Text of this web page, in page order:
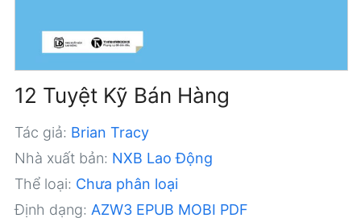
12 Tuyệt Kỹ Bán Hàng
Tác giả: Brian Tracy
Nhà xuất bản: NXB Lao Động
Thể loại: Chưa phân loại
Định dạng: AZW3 EPUB MOBI PDF